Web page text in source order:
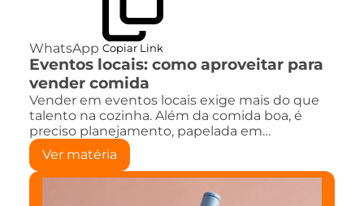
WhatsApp Copiar Link
Eventos locais: como aproveitar para
vender comida
Vender em eventos locais exige mais do que
talento na cozinha. Além da comida boa, é
preciso planejamento, papelada em…
Ver matéria